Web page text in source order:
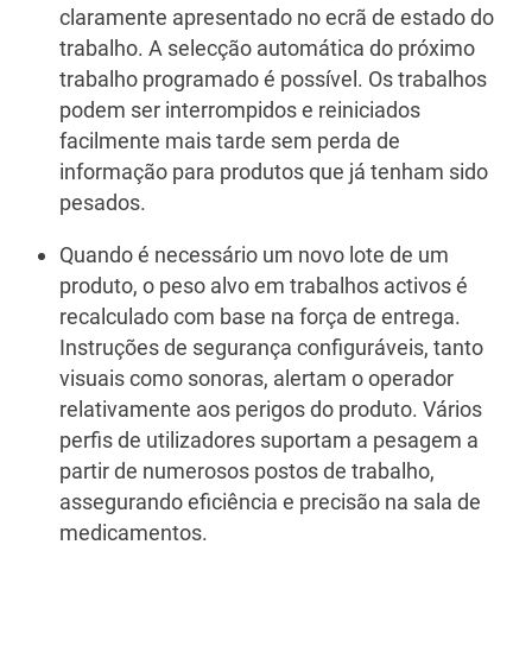
claramente apresentado no ecrã de estado do
trabalho. A selecção automática do próximo
trabalho programado é possível. Os trabalhos
podem ser interrompidos e reiniciados
facilmente mais tarde sem perda de
informação para produtos que já tenham sido
pesados.
Quando é necessário um novo lote de um
produto, o peso alvo em trabalhos activos é
recalculado com base na força de entrega.
Instruções de segurança configuráveis, tanto
visuais como sonoras, alertam o operador
relativamente aos perigos do produto. Vários
perfis de utilizadores suportam a pesagem a
partir de numerosos postos de trabalho,
assegurando eficiência e precisão na sala de
medicamentos.